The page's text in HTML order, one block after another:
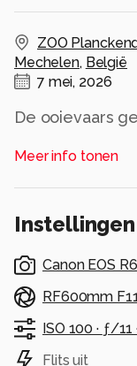
ZOO
Mechelen, België
7 mei, 2026
De ooievaars
Meer info tonen
Instellingen
Canon EOS R6
RF600mm
ISO 100 · ƒ/11
Flits uit